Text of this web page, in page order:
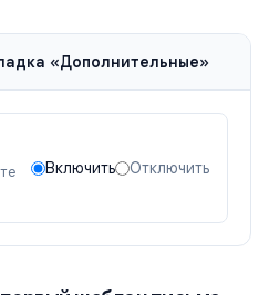
«Дополнительные»
Включить Отключить